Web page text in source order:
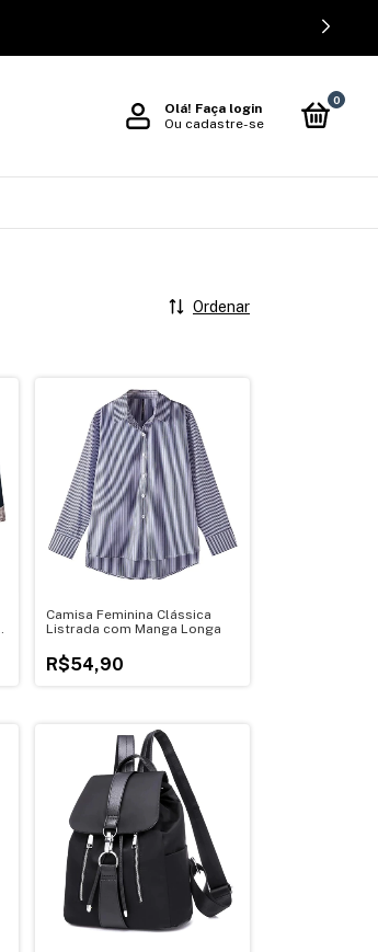
Olá! Faça login
Ou cadastre-se
0
Ordenar
Camisa Feminina Clássica
Listrada com Manga Longa
R$54,90